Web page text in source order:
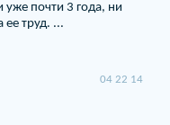
почти 3 года, ни
труд. ...
04 22 14